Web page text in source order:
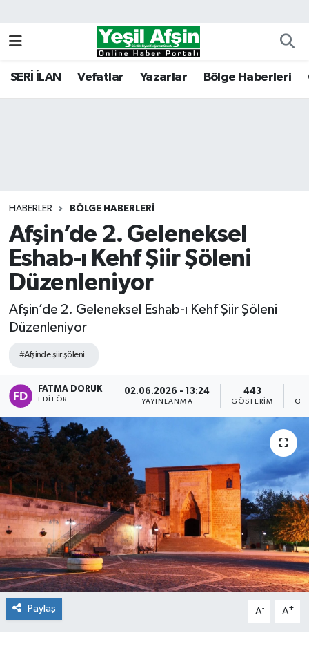
SERİ İLAN Vefatlar Yazarlar Bölge Haberleri
HABERLER BÖLGE HABERLERI
Afşin’de 2. Geleneksel
Eshab-ı Kehf Şiir Şöleni
Düzenleniyor
Afşin’de 2. Geleneksel Eshab-ı Kehf Şiir Şöleni
Düzenleniyor
#Afşinde şiir şöleni
FATMA DORUK
EDITÖR
02.06.2026 - 13:24
YAYINLANMA
443
GÖSTERIM
Paylaş A- A+
Kahramanmaraş Nöbetçi Eczaneler
Tüm Manşetler
Son Dakika Haberleri